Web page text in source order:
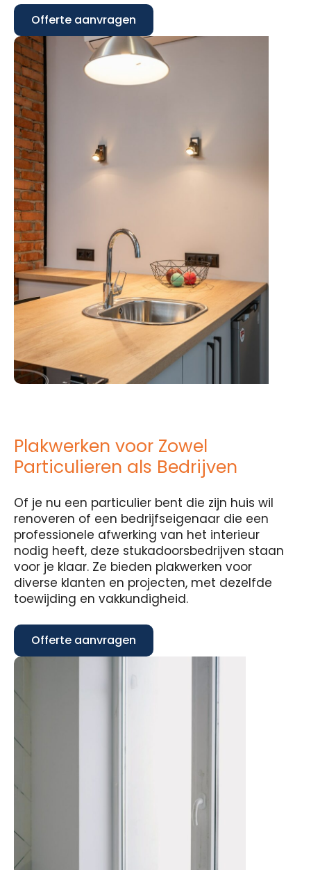
Offerte aanvragen
Plakwerken voor Zowel
Particulieren als Bedrijven
Of je nu een particulier bent die zijn huis wil
renoveren of een bedrijfseigenaar die een
professionele afwerking van het interieur
nodig heeft, deze stukadoorsbedrijven staan
voor je klaar. Ze bieden plakwerken voor
diverse klanten en projecten, met dezelfde
toewijding en vakkundigheid.
Offerte aanvragen